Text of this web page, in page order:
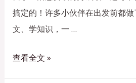
搞定的！许多小伙伴在出发前都
文、学知识，一 …
查看全文 »